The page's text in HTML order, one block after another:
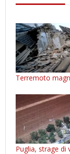
Terremoto
Puglia, strage di